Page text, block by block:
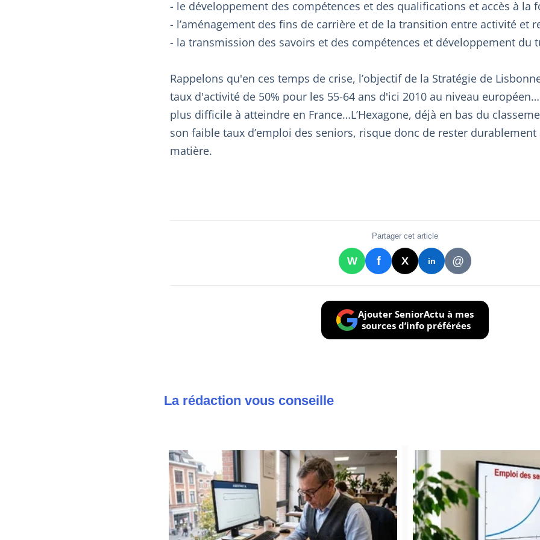
- le développement des compétences et des qualifications et accès à la
- l’aménagement des fins de carrière et de la transition entre activité et
- la transmission des savoirs et des compétences et développement du
Rappelons qu'en ces temps de crise, l’objectif de la Stratégie de
taux d'activité de 50% pour les 55-64 ans d'ici 2010 au niveau
plus difficile à atteindre en France…L’Hexagone, déjà en bas du
son faible taux d’emploi des seniors, risque donc de rester
matière.
Partager cet article
W f X in @
Ajouter SeniorActu à mes
sources d’info préférées
La rédaction vous conseille